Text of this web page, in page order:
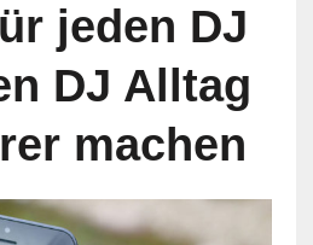
jeden DJ
DJ Alltag
machen